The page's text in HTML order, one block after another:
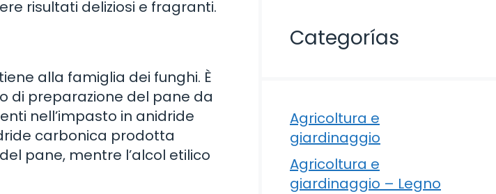
risultati deliziosi e fragranti.
alla famiglia dei funghi. È
di preparazione del pane da
nell’impasto in anidride
carbonica prodotta
pane, mentre l’alcol etilico
Categorías
Agricoltura e
giardinaggio
Agricoltura e
giardinaggio – Legno